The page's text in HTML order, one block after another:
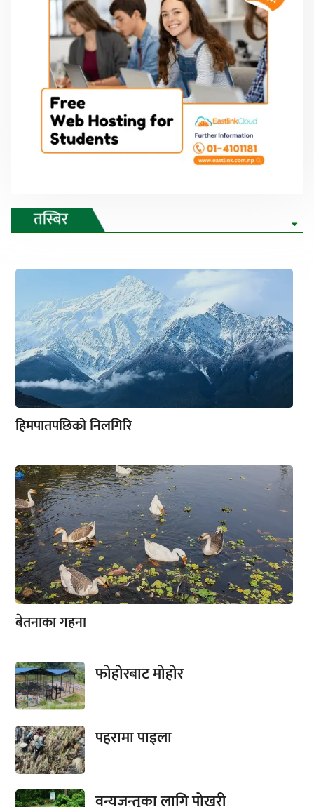
हिमपातपछिको निलगिरि
बेतनाका गहना
फोहोरबाट मोहोर
पहरामा पाइला